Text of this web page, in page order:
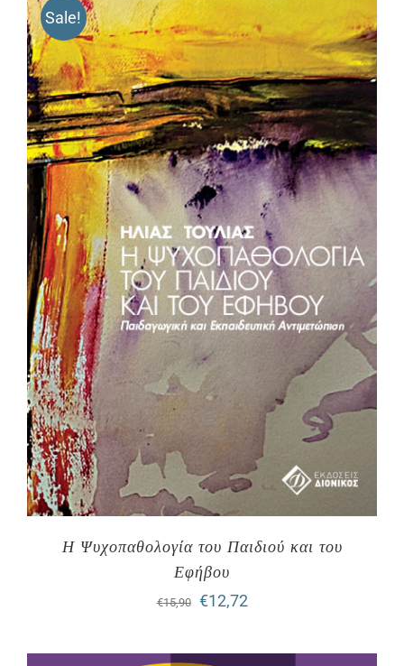
Sale!
Η Ψυχοπαθολογία του Παιδιού και του
Εφήβου
€15,90
Original
€12,72Η